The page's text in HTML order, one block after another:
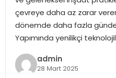
MAGAZIN
SOSYAL HABER
çevreye daha az zarar
dönemde daha fazla
Yapımında yenilikçi
admin
28 Mart 2025